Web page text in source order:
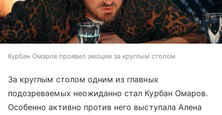
Курбан Омаров проявил эмоции за круглым столом
За круглым столом одним из главных
подозреваемых неожиданно стал Курбан Омаров.
Особенно активно против него выступала Алена